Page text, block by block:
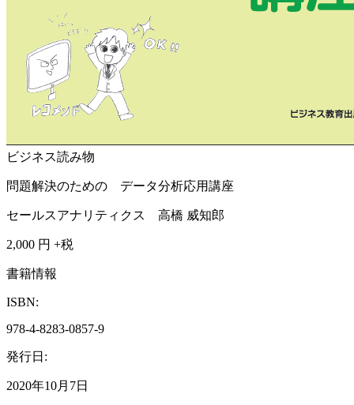
ビジネス読み物
問題解決のための データ分析応用講座
セールスアナリティクス 高橋 威知郎
2,000 円 +税
書籍情報
ISBN:
978-4-8283-0857-9
発行日:
2020年10月7日